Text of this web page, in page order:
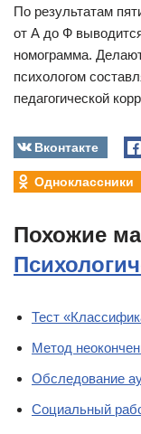
По результатам
от А до Ф
номограмма.
психологом
педагогической
Вконтакте
Одноклассники
Похожие
Тест
Метод
Обследование
Социальный